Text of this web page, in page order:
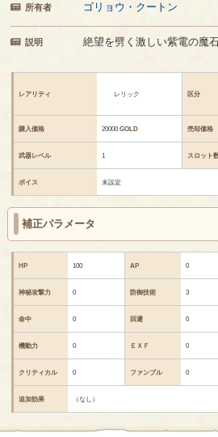
所有者 ゴリョウ・クートン
説明 絶望を劈く激しい紫電の魔
レアリティ レリック 区分
購入価格 20000GOLD 売却価格
武器レベル 1 スロット
ボイス 未設定
補正パラメータ
HP 100 AP 0
神秘攻撃力 0 防御技術 3
命中 0 回避 0
機動力 0 ＥＸＦ 0
クリティカル 0 ファンブル 0
追加効果 （なし）